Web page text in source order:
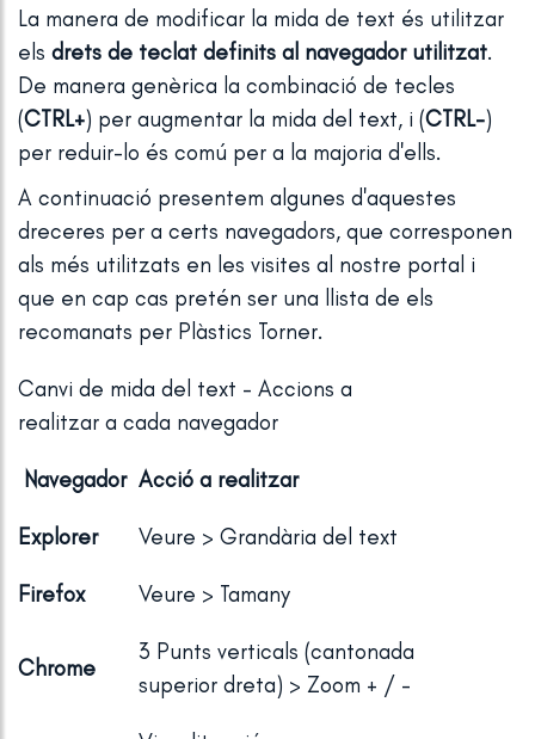
La manera de modificar la mida de text és utilitzar
els drets de teclat definits al navegador utilitzat.
De manera genèrica la combinació de tecles
(CTRL+) per augmentar la mida del text, i (CTRL-)
per reduir-lo és comú per a la majoria d'ells.
A continuació presentem algunes d'aquestes
dreceres per a certs navegadors, que corresponen
als més utilitzats en les visites al nostre portal i
que en cap cas pretén ser una llista de els
recomanats per Plàstics Torner.
Canvi de mida del text - Accions a
realitzar a cada navegador
Navegador Acció a realitzar
Explorer Veure > Grandària del text
Firefox Veure > Tamany
Chrome
3 Punts verticals (cantonada
superior dreta) > Zoom + / -